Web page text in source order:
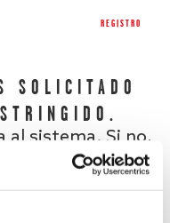
REGISTRO
SOLICITADO
al sistema. Si no,